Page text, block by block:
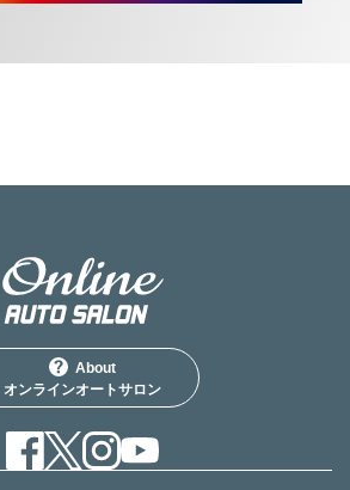
About
オンラインオートサロン